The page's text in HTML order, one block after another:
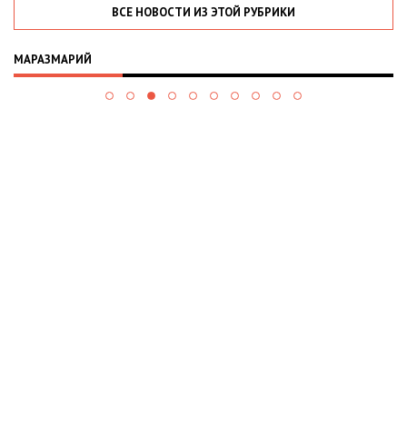
ВСЕ НОВОСТИ ИЗ ЭТОЙ РУБРИКИ
МАРАЗМАРИЙ